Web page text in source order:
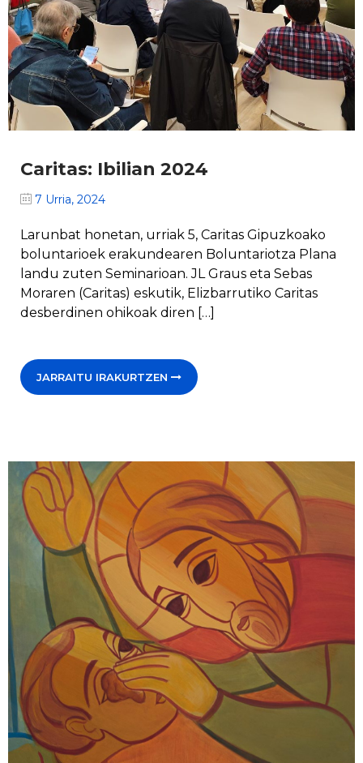
Caritas: Ibilian 2024
7 Urria, 2024
Larunbat honetan, urriak 5, Caritas Gipuzkoako
boluntarioek erakundearen Boluntariotza Plana
landu zuten Seminarioan. JL Graus eta Sebas
Moraren (Caritas) eskutik, Elizbarrutiko Caritas
desberdinen ohikoak diren […]
JARRAITU IRAKURTZEN